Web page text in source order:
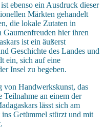
ebenso ein Ausdruck dieser
Märkten gehandelt
die lokale Zutaten in
Gaumenfreuden hier ihren
ist ein äußerst
Geschichte des Landes und
ein, sich auf eine
Insel zu begeben.
von Handwerkskunst, das
an einem der
lässt sich am
Getümmel stürzt und mit